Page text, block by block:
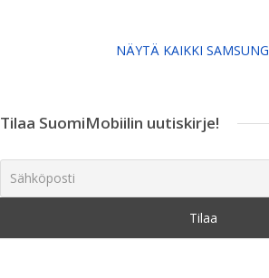
NÄYTÄ KAIKKI SAMSUNG
Tilaa SuomiMobiilin uutiskirje!